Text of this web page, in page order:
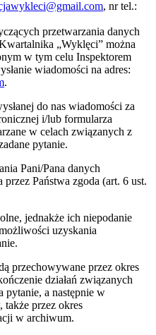
, nr tel.:
przetwarzania danych
„Wyklęci” można
w tym celu Inspektorem
wiadomości na adres:
.
do nas wiadomości za
i/lub formularza
w celach związanych z
pytanie.
Pani/Pana danych
Państwa zgoda (art. 6 ust.
jednakże ich niepodanie
uzyskania
przechowywane przez okres
działań związanych
pytanie, a następnie w
także przez okres
w archiwum.